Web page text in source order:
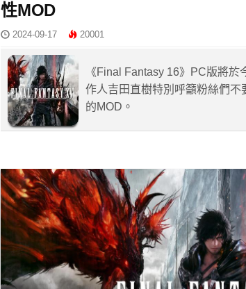
性MOD
2024-09-17 20001
《Final Fantasy 16》PC版將
作人吉田直樹特別呼籲粉絲們不
的MOD。